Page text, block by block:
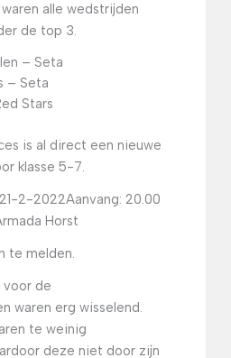
alle wedstrijden
de top 3.
– Seta
– Seta
Stars
is al direct een nieuwe
klasse 5-7.
2-2022Aanvang: 20.00
Horst
te melden.
voor de
waren erg wisselend.
te weinig
deze niet door zijn